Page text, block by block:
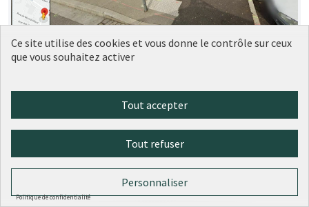
Aménagement trottoir devant le 5
LM
1 0
Ce site utilise des cookies et vous donne le contrôle sur ceux
que vous souhaitez activer
Tout accepter
Tout refuser
Personnaliser
Politique de confidentialité